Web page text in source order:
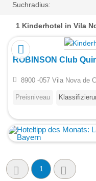
Suchradius:
1Kinderhotel in Vila
ROBINSON Club
8900 -057 Vila Nova de
Preisniveau
1